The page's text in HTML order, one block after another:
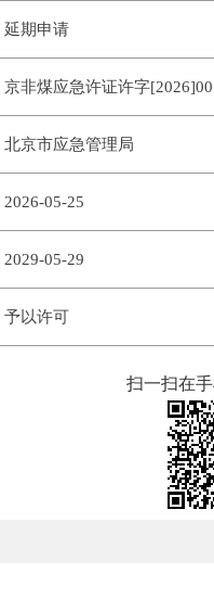
延期申请
京非煤应急许证许字
北京市应急管理局
2026-05-25
2029-05-29
予以许可
扫一扫在